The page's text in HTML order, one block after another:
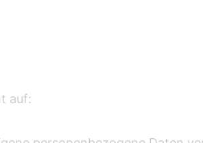
auf: